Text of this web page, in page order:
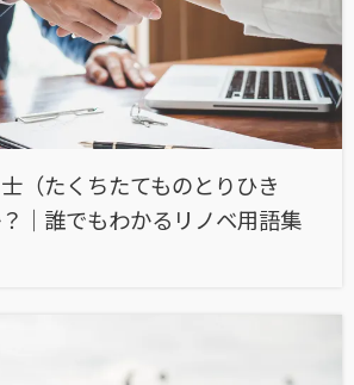
士（たくちたてものとりひき
｜誰でもわかるリノベ用語集